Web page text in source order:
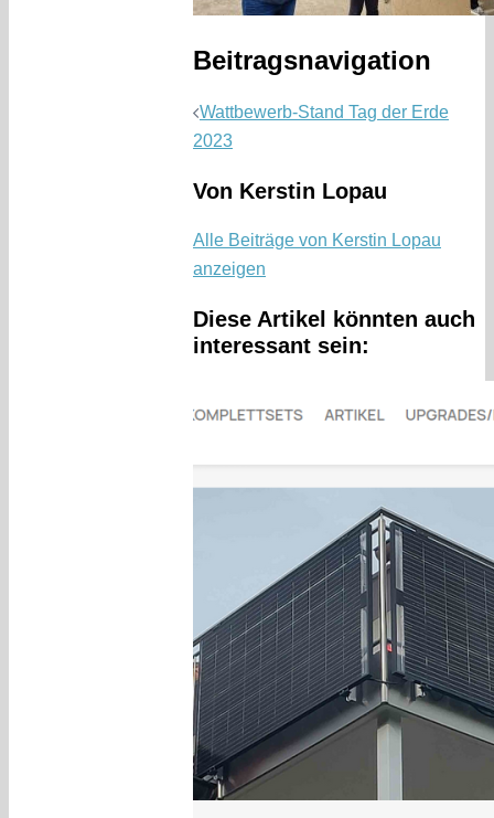
Beitragsnavigation
Wattbewerb-Stand Tag der Erde
2023
Von Kerstin Lopau
Alle Beiträge von Kerstin Lopau
anzeigen
Diese Artikel könnten auch
interessant sein: